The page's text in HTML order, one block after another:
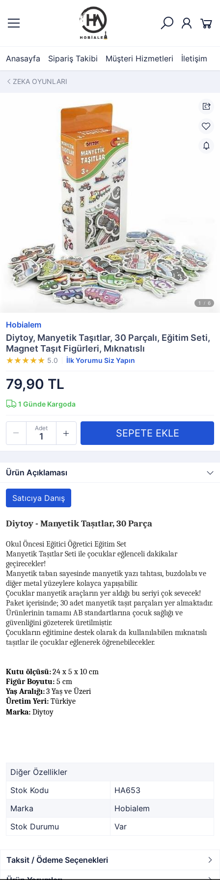
Anasayfa Sipariş Takibi Müşteri Hizmetleri İletişim
ZEKA OYUNLARI
Hobialem
Diytoy, Manyetik Taşıtlar, 30 Parçalı, Eğitim Seti,
Magnet Taşıt Figürleri, Mıknatıslı
5.0 İlk Yorumu Siz Yapın
79,90 TL
1 Günde Kargoda
Adet
Ürün Açıklaması
Satıcıya Danış
Diytoy - Manyetik Taşıtlar, 30 Parça
Okul Öncesi Eğitici Öğretici Eğitim Set
Manyetik Taşıtlar Seti ile çocuklar eğlenceli dakikalar
geçirecekler!
Manyetik taban sayesinde manyetik yazı tahtası, buzdolabı ve
diğer metal yüzeylere kolayca yapışabilir.
Çocuklar manyetik araçların yer aldığı bu seriyi çok sevecek!
Paket içerisinde; 30 adet manyetik taşıt parçaları yer almaktadır.
Ürünlerinin tamamı AB standartlarına çocuk sağlığı ve
güvenliğini gözeterek üretilmiştir.
Çocukların eğitimine destek olarak da kullanılabilen mıknatıslı
taşıtlar ile çocuklar eğlenerek öğrenebilecekler.
Kutu ölçüsü:24 x 5 x 10 cm
Figür Boyutu: 5 cm
Yaş Aralığı:3 Yaş ve Üzeri
Üretim Yeri: Türkiye
Marka: Diytoy
Diğer Özellikler
Stok Kodu
HA653
Marka
Hobialem
Stok Durumu
Var
Taksit / Ödeme Seçenekleri